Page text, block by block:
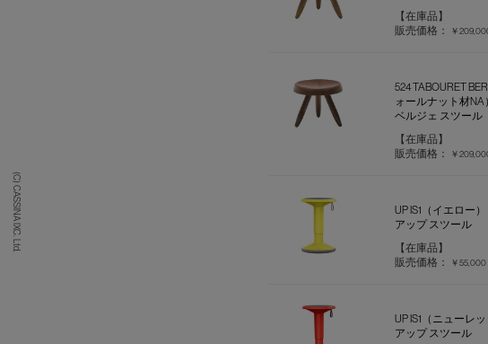
(C) CASSINA IXC. Ltd.
【在庫品】
販売価格：
￥
524 TABOURET
ォールナット材NA）
ベルジェ スツール
【在庫品】
販売価格：
￥
UP IS1（イエロー）
アップ スツール
【在庫品】
販売価格：
￥55,000
UP IS1（ニューレッ
アップ スツール